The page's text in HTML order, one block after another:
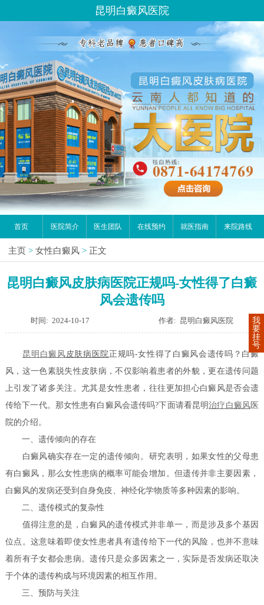
昆明白癜风医院
首页 医院简介 医生团队 在线预约 就医指南 来院路线
主页 > 女性白癜风 > 正文
昆明白癜风皮肤病医院正规吗-女性得了白癜
风会遗传吗
时间: 2024-10-17 作者: 昆明白癜风医院
昆明 白癜风皮肤病医院正规吗-女性得了白癜风会遗传吗？白癜
风，这一色素脱失性皮肤病，不仅影响着患者的外貌，更在遗传问题
上引发了诸多关注。尤其是女性患者，往往更加担心白癜风是否会遗
传给下一代。那女性患有白癜风会遗传吗?下面请看昆明治疗白癜风医
院的介绍。
一、遗传倾向的存在
白癜风确实存在一定的遗传倾向。研究表明，如果女性的父母患
有白癜风，那么女性患病的概率可能会增加。但遗传并非主要因素，
白癜风的发病还受到自身免疫、神经化学物质等多种因素的影响。
二、遗传模式的复杂性
值得注意的是，白癜风的遗传模式并非单一，而是涉及多个基因
位点。这意味着即使女性患者具有遗传给下一代的风险，也并不意味
着所有子女都会患病。遗传只是众多因素之一，实际是否发病还取决
于个体的遗传构成与环境因素的相互作用。
三、预防与关注
我
要
挂
号